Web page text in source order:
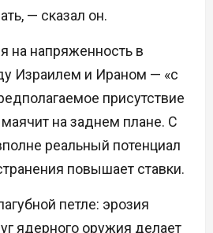
— сказал он.
на напряженность в
Израилем и Ираном — «с
присутствие
на заднем плане. С
реальный потенциал
повышает ставки.
петле: эрозия
ядерного оружия делает